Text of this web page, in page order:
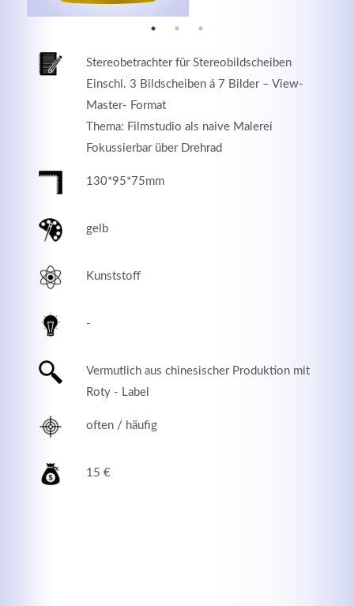
Stereobetrachter für Stereobildscheiben
Einschl. 3 Bildscheiben á 7 Bilder – View-
Master- Format
Thema: Filmstudio als naive Malerei
Fokussierbar über Drehrad
130*95*75mm
gelb
Kunststoff
-
Vermutlich aus chinesischer Produktion mit
Roty - Label
often / häufig
15 €
Good Service
elit. Aenean commodo ligula eget dolor.
Lorem ipsum dolor sit amet, consectetuer adipiscing